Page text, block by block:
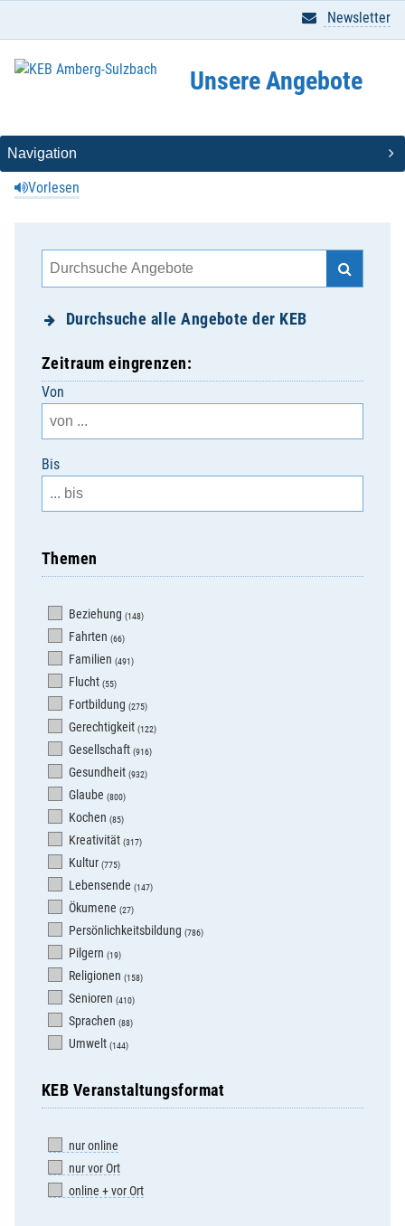
Vorlesen
Newsletter
Unsere Angebote
Durchsuche alle Angebote der KEB
Zeitraum eingrenzen:
Von
Bis
Themen
Beziehung (148)
Fahrten (66)
Familien (491)
Flucht (55)
Fortbildung (275)
Gerechtigkeit (122)
Gesellschaft (916)
Gesundheit (932)
Glaube (800)
Kochen (85)
Kreativität (317)
Kultur (775)
Lebensende (147)
Ökumene (27)
Persönlichkeitsbildung (786)
Pilgern (19)
Religionen (158)
Senioren (410)
Sprachen (88)
Umwelt (144)
KEB Veranstaltungsformat
nur online
nur vor Ort
online + vor Ort